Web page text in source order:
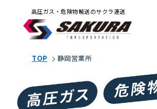
高圧ガス・危険物輸送のサクラ運送
TOP 静岡営業所